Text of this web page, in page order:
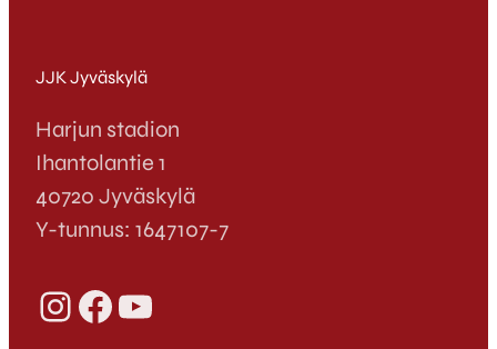
JJK Jyväskylä
Harjun stadion
Ihantolantie 1
40720 Jyväskylä
Y-tunnus: 1647107-7
InstagramFacebook YouTube